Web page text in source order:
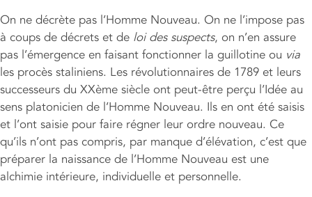
On ne décrète pas l’Homme Nouveau. On ne l’impose pas
à coups de décrets et de loi des suspects, on n’en assure
pas l’émergence en faisant fonctionner la guillotine ou via
les procès staliniens. Les révolutionnaires de 1789 et leurs
successeurs du XXème siècle ont peut-être perçu l’Idée au
sens platonicien de l’Homme Nouveau. Ils en ont été saisis
et l’ont saisie pour faire régner leur ordre nouveau. Ce
qu’ils n’ont pas compris, par manque d’élévation, c’est que
préparer la naissance de l’Homme Nouveau est une
alchimie intérieure, individuelle et personnelle.